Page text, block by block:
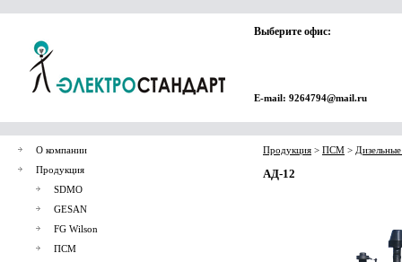
Выберите офис:
E-mail: 9264794@mail.ru
О компании
Продукция
SDMO
GESAN
FG Wilson
ПСМ
Продукция > ПСМ >
АД-12